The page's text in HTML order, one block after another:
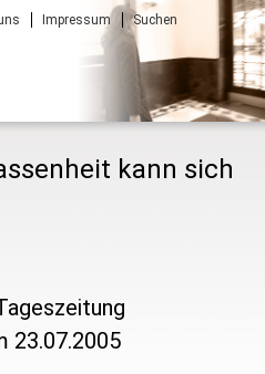
Impressum Suchen
kann sich
23.07.2005